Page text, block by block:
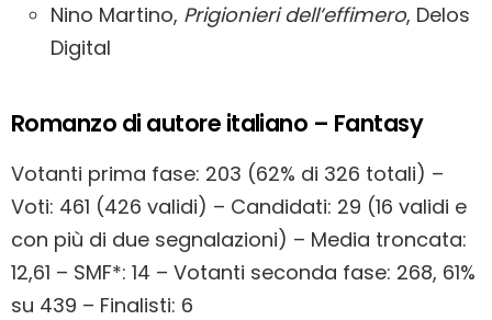
Nino Martino, Prigionieri dell’effimero, Delos
Digital
Romanzo di autore italiano – Fantasy
Votanti prima fase: 203 (62% di 326 totali) –
Voti: 461 (426 validi) – Candidati: 29 (16 validi e
con più di due segnalazioni) – Media troncata:
12,61 – SMF*: 14 – Votanti seconda fase: 268, 61%
su 439 – Finalisti: 6